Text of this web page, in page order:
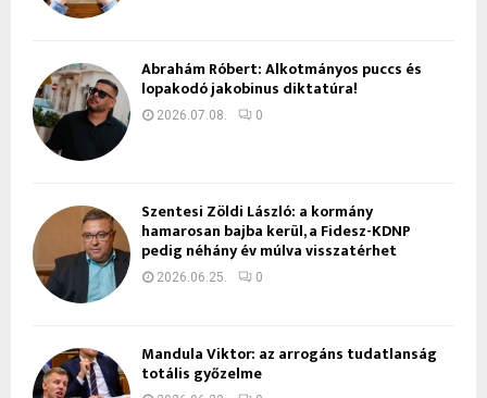
Ábrahám Róbert: Alkotmányos puccs és
lopakodó jakobinus diktatúra!
2026.07.08. 0
Szentesi Zöldi László: a kormány
hamarosan bajba kerül, a Fidesz-KDNP
pedig néhány év múlva visszatérhet
2026.06.25. 0
Mandula Viktor: az arrogáns tudatlanság
totális győzelme